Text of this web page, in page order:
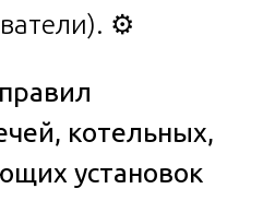
⚙️
котельных,
установок